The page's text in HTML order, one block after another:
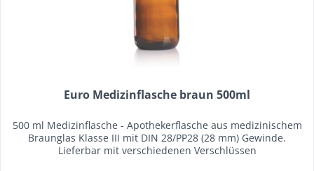
Euro Medizinflasche braun 500ml
500 ml Medizinflasche - Apothekerflasche aus medizinischem
Braunglas Klasse III mit DIN 28/PP28 (28 mm) Gewinde.
Lieferbar mit verschiedenen Verschlüssen